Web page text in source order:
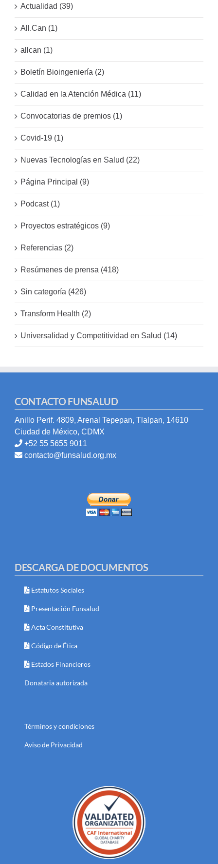
Actualidad (39)
All.Can (1)
allcan (1)
Boletín Bioingeniería (2)
Calidad en la Atención Médica (11)
Convocatorias de premios (1)
Covid-19 (1)
Nuevas Tecnologías en Salud (22)
Página Principal (9)
Podcast (1)
Proyectos estratégicos (9)
Referencias (2)
Resúmenes de prensa (418)
Sin categoría (426)
Transform Health (2)
Universalidad y Competitividad en Salud (14)
CONTACTO FUNSALUD
Anillo Perif. 4809, Arenal Tepepan, Tlalpan, 14610
Ciudad de México, CDMX
+52 55 5655 9011
contacto@funsalud.org.mx
DESCARGA DE DOCUMENTOS
Estatutos Sociales
Presentación Funsalud
Acta Constitutiva
Código de Ética
Estados Financieros
Donataria autorizada
Términos y condiciones
Aviso de Privacidad